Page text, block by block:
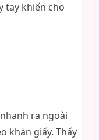
tay khiến cho
ra ngoài
khăn giấy. Thấy